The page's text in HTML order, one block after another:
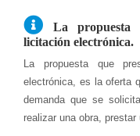
La
licitación electrónica.
La propuesta que
electrónica, es la oferta
demanda que se
realizar una obra,